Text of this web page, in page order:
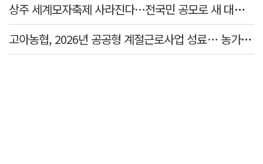
상주 세계모자축제 사라진다…전국민 공모로 새 대표축제 발굴 나서
고아농협, 2026년 공공형 계절근로사업 성료… 농가 일손 부족 해소 '효자'